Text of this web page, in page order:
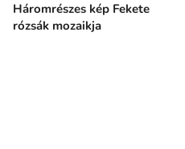
Háromrészes kép Fekete
rózsák mozaikja